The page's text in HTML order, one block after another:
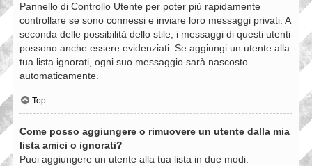
Pannello di Controllo Utente per poter più rapidamente
controllare se sono connessi e inviare loro messaggi privati. A
seconda delle possibilità dello stile, i messaggi di questi utenti
possono anche essere evidenziati. Se aggiungi un utente alla
tua lista ignorati, ogni suo messaggio sarà nascosto
automaticamente.
Top
Come posso aggiungere o rimuovere un utente dalla mia
lista amici o ignorati?
Puoi aggiungere un utente alla tua lista in due modi.